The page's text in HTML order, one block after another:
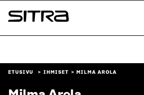
Siirry
suoraan
Sitra
ETUSIVU IHMISET MILMA AROLA